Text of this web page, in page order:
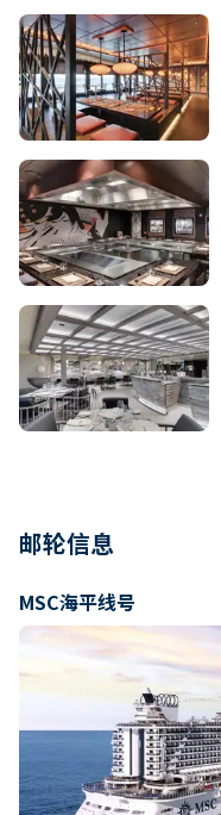
邮轮信息
MSC海平线号